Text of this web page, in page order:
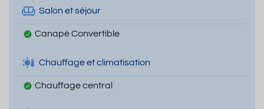
Salon et séjour
Canapé Convertible
Chauffage et climatisation
Chauffage central